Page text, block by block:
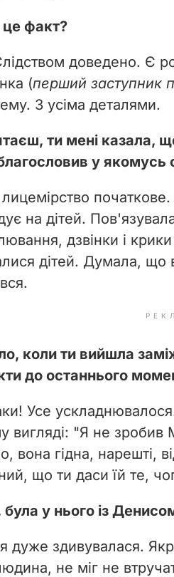
це факт?
доведено. Є
(перший заступник
З усіма деталями.
ти мені казала,
у
на дітей.
дзвінки і
дітей. Думала, що
коли ти вийшла
до останнього
Усе
вигляді: "Я не
вона гідна, нарешті,
що ти даси їй те,
у нього із
я дуже здивувалася.
не міг не